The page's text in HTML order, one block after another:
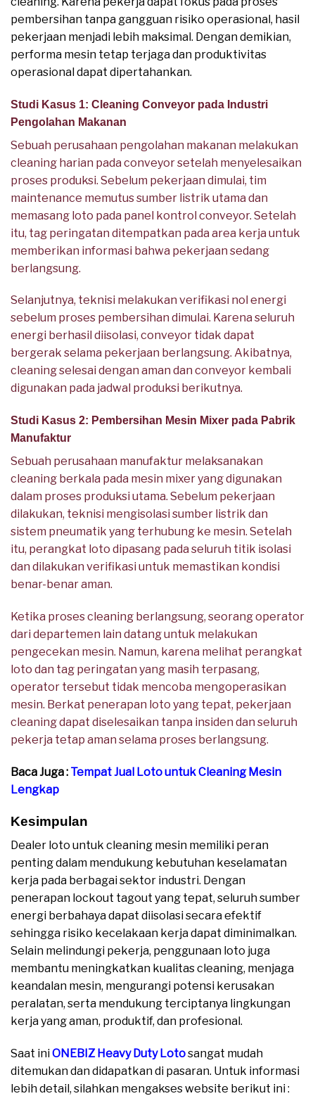
pembersihan tanpa gangguan risiko operasional, hasil
pekerjaan menjadi lebih maksimal. Dengan demikian,
performa mesin tetap terjaga dan produktivitas
operasional dapat dipertahankan.
Studi Kasus 1: Cleaning Conveyor pada Industri
Pengolahan Makanan
Sebuah perusahaan pengolahan makanan melakukan
cleaning harian pada conveyor setelah menyelesaikan
proses produksi. Sebelum pekerjaan dimulai, tim
maintenance memutus sumber listrik utama dan
memasang loto pada panel kontrol conveyor. Setelah
itu, tag peringatan ditempatkan pada area kerja untuk
memberikan informasi bahwa pekerjaan sedang
berlangsung.
Selanjutnya, teknisi melakukan verifikasi nol energi
sebelum proses pembersihan dimulai. Karena seluruh
energi berhasil diisolasi, conveyor tidak dapat
bergerak selama pekerjaan berlangsung. Akibatnya,
cleaning selesai dengan aman dan conveyor kembali
digunakan pada jadwal produksi berikutnya.
Studi Kasus 2: Pembersihan Mesin Mixer pada Pabrik
Manufaktur
Sebuah perusahaan manufaktur melaksanakan
cleaning berkala pada mesin mixer yang digunakan
dalam proses produksi utama. Sebelum pekerjaan
dilakukan, teknisi mengisolasi sumber listrik dan
sistem pneumatik yang terhubung ke mesin. Setelah
itu, perangkat loto dipasang pada seluruh titik isolasi
dan dilakukan verifikasi untuk memastikan kondisi
benar-benar aman.
Ketika proses cleaning berlangsung, seorang operator
dari departemen lain datang untuk melakukan
pengecekan mesin. Namun, karena melihat perangkat
loto dan tag peringatan yang masih terpasang,
operator tersebut tidak mencoba mengoperasikan
mesin. Berkat penerapan loto yang tepat, pekerjaan
cleaning dapat diselesaikan tanpa insiden dan seluruh
pekerja tetap aman selama proses berlangsung.
Baca Juga : Tempat Jual Loto untuk Cleaning Mesin
Lengkap
Kesimpulan
Dealer loto untuk cleaning mesin memiliki peran
penting dalam mendukung kebutuhan keselamatan
kerja pada berbagai sektor industri. Dengan
penerapan lockout tagout yang tepat, seluruh sumber
energi berbahaya dapat diisolasi secara efektif
sehingga risiko kecelakaan kerja dapat diminimalkan.
Selain melindungi pekerja, penggunaan loto juga
membantu meningkatkan kualitas cleaning, menjaga
keandalan mesin, mengurangi potensi kerusakan
peralatan, serta mendukung terciptanya lingkungan
kerja yang aman, produktif, dan profesional.
Saat iniONEBIZ Heavy Duty Lotosangat mudah
ditemukan dan didapatkan di pasaran. Untuk informasi
lebih detail, silahkan mengakses website berikut ini :